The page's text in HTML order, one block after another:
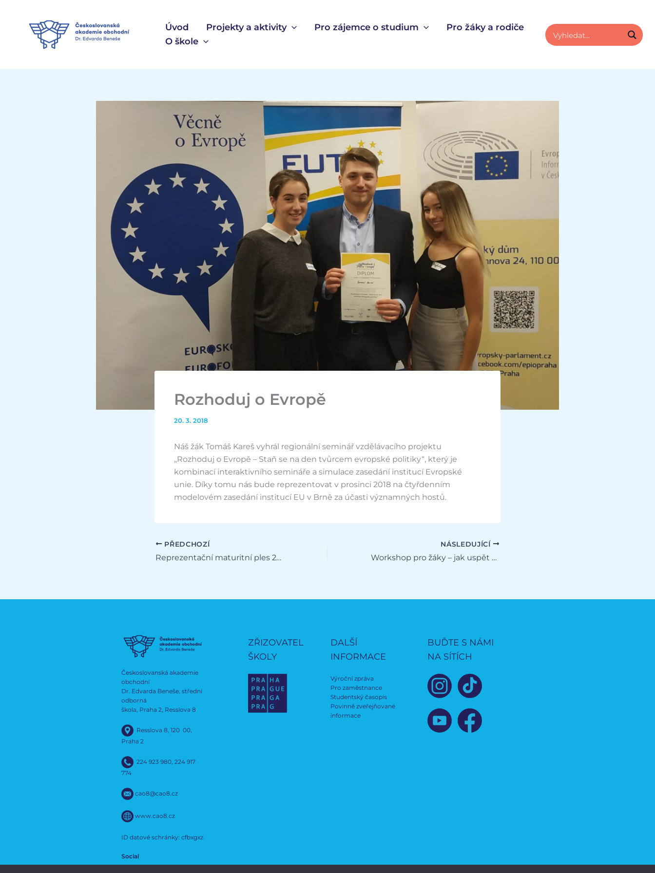
Úvod Projekty a aktivity Pro zájemce o studium
Pro žáky a rodiče
O škole
Rozhoduj o Evropě
20. 3. 2018
Náš žák Tomáš Kareš vyhrál regionální seminář vzdělávacího projektu
„Rozhoduj o Evropě – Staň se na den tvůrcem evropské politiky“, který je
kombinací interaktivního semináře a simulace zasedání institucí Evropské
unie. Díky tomu nás bude reprezentovat v prosinci 2018 na čtyřdenním
modelovém zasedání institucí EU v Brně za účasti významných hostů.
PŘEDCHOZÍ
Reprezentační maturitní ples 2018
NÁSLEDUJÍCÍ
Workshop pro žáky – jak uspět u přijímacího pohovoru
Českoslovanská akademie
obchodní
Dr. Edvarda Beneše, střední
odborná
škola, Praha 2, Resslova 8
Resslova 8, 120 00,
Praha 2
224 923 980 ,224 917
774
cao8@cao8.cz
www.cao8.cz
ID datové schránky: cfbxgxz
Social
ZŘIZOVATEL
ŠKOLY
DALŠÍ
INFORMACE
Výroční zpráva
Pro zaměstnance
Studentský časopis
Povinně zveřejňované
informace
BUĎTE S NÁMI
NA SÍTÍCH